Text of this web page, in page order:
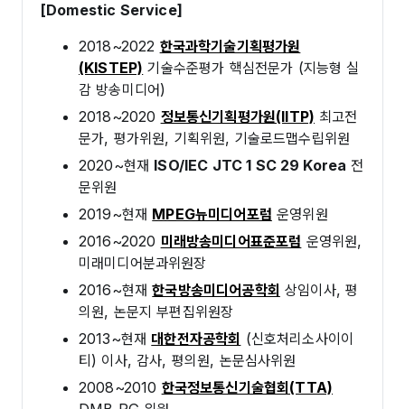
[Domestic Service]
2018~2022 한국과학기술기획평가원
(KISTEP) 기술수준평가 핵심전문가 (지능형 실
감 방송미디어)
2018~2020 정보통신기획평가원(IITP) 최고전
문가, 평가위원, 기획위원, 기술로드맵수립위원
2020~현재 ISO/IEC JTC 1 SC 29 Korea 전
문위원
2019~현재 MPEG뉴미디어포럼 운영위원
2016~2020 미래방송미디어표준포럼 운영위원,
미래미디어분과위원장
2016~현재한국방송미디어공학회 상임이사, 평
의원, 논문지 부편집위원장
2013~현재 대한전자공학회 (신호처리소사이이
티) 이사, 감사, 평의원, 논문심사위원
2008~2010 한국정보통신기술협회(TTA)